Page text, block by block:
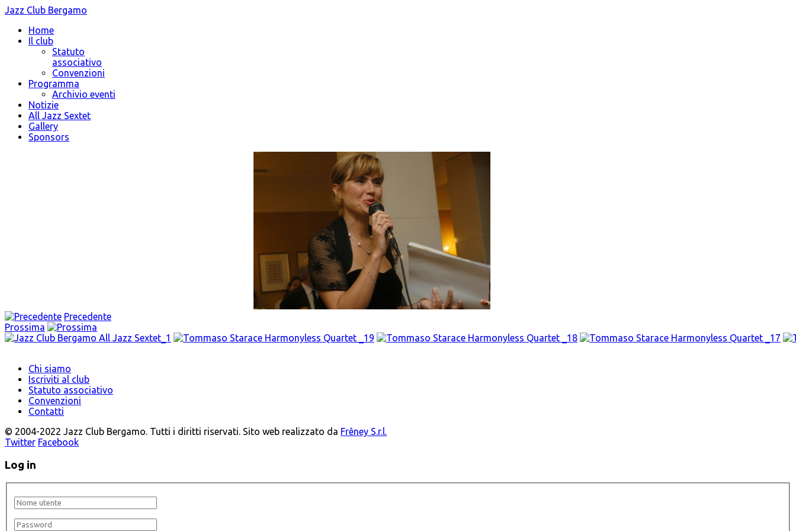
Jazz Club Bergamo
Home
Il club
Statuto
associativo
Convenzioni
Programma
Archivio eventi
Notizie
All Jazz Sextet
Gallery
Sponsors
Precedente
Prossima
Chi siamo
Iscriviti al club
Statuto associativo
Convenzioni
Contatti
© 2004-2022 Jazz Club Bergamo. Tutti i diritti riservati. Sito web realizzato da Frêney S.r.l.
Twitter Facebook
Log in